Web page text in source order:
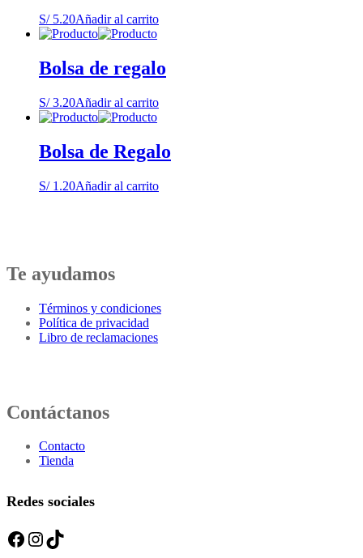
S/5.20Añadir al carrito
Bolsa de regalo
S/3.20Añadir al carrito
Bolsa de Regalo
S/1.20Añadir al carrito
Te ayudamos
Términos y condiciones
Política de privacidad
Libro de reclamaciones
Contáctanos
Contacto
Tienda
Redes sociales
Facebook Instagram TikTok